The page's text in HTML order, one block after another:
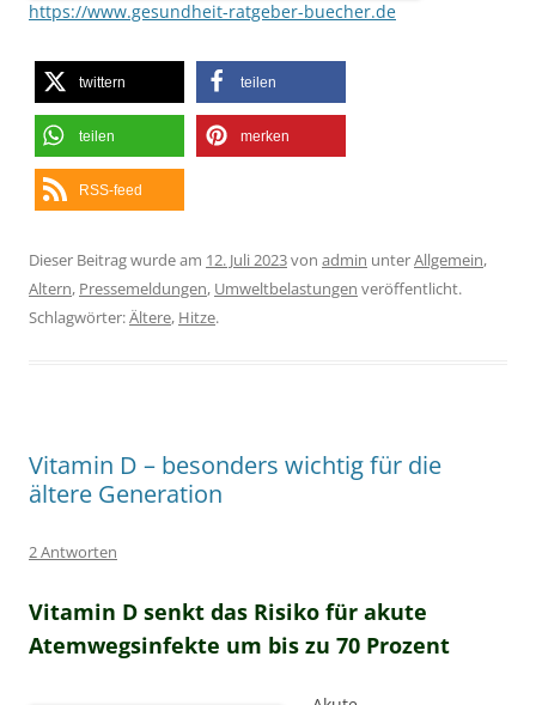
https://www.gesundheit-ratgeber-buecher.de
twittern teilen
teilen merken
RSS-feed
Dieser Beitrag wurde am 12. Juli 2023von admin unterAllgemein,
Altern, Pressemeldungen, Umweltbelastungen veröffentlicht.
Schlagwörter:Ältere, Hitze.
Vitamin D – besonders wichtig für die
ältere Generation
2 Antworten
Vitamin D senkt das Risiko für akute
Atemwegsinfekte um bis zu 70 Prozent